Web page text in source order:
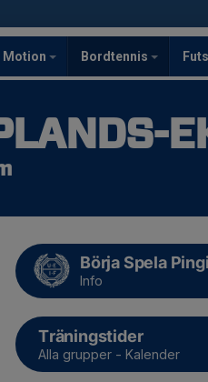
Motion Bordtennis
Börja Spela
Info
Träningstider
Alla grupper - Kalender